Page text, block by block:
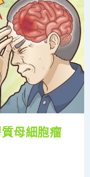
母細胞瘤